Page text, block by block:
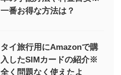
一番お得な方法は？
タイ旅行用にAmazonで購
入したSIMカードの紹介※
全く問題なく使えたよ